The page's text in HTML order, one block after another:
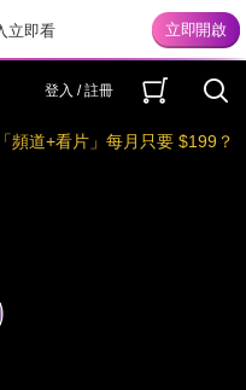
立即看
登入 / 註冊
「頻道+看片」每月只要 $199？